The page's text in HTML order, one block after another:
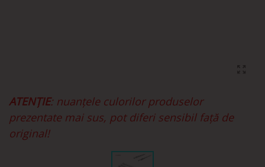
ATENȚIE: nuanțele culorilor produselor
prezentate mai sus, pot diferi sensibil față de
original!